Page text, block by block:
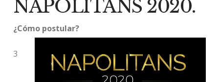
NAPOLITANS 2020.
¿Cómo postular?
3